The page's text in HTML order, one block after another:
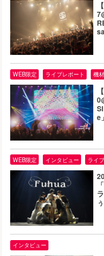
e
WEB限定 ライブレポート 機
WEB限定 インタビュー ライ
インタビュー